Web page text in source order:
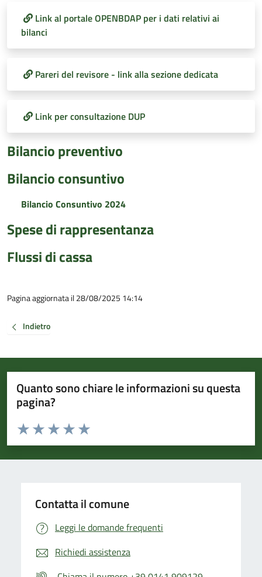
Link al portale OPENBDAP per i dati relativi ai
bilanci
Pareri del revisore - link alla sezione dedicata
Link per consultazione DUP
Bilancio preventivo
Bilancio consuntivo
Bilancio Consuntivo 2024
Spese di rappresentanza
Flussi di cassa
Pagina aggiornata il 28/08/2025 14:14
Indietro
Quanto sono chiare le informazioni su questa
pagina?
Valuta da 1 a 5 stelle la pagina
Valuta 5 stelle su 5
Valuta 4 stelle su 5
Valuta 3 stelle su 5
Valuta 2 stelle su 5
Valuta 1 stelle su 5
Contatta il comune
Leggi le domande frequenti
Richiedi assistenza